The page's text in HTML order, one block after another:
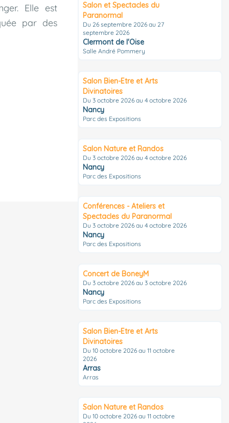
Elle est
par des
Salon et Spectacles du
Paranormal
Du 26 septembre 2026 au 27
septembre 2026
Clermont de l'Oise
Salle André Pommery
Salon Bien-Etre et Arts
Divinatoires
Du 3 octobre 2026 au 4 octobre 2026
Nancy
Parc des Expositions
Salon Nature et Randos
Du 3 octobre 2026 au 4 octobre 2026
Nancy
Parc des Expositions
Conférences - Ateliers et
Spectacles du Paranormal
Du 3 octobre 2026 au 4 octobre 2026
Nancy
Parc des Expositions
Concert de BoneyM
Du 3 octobre 2026 au 3 octobre 2026
Nancy
Parc des Expositions
Salon Bien-Etre et Arts
Divinatoires
Du 10 octobre 2026 au 11 octobre
2026
Arras
Arras
Salon Nature et Randos
Du 10 octobre 2026 au 11 octobre